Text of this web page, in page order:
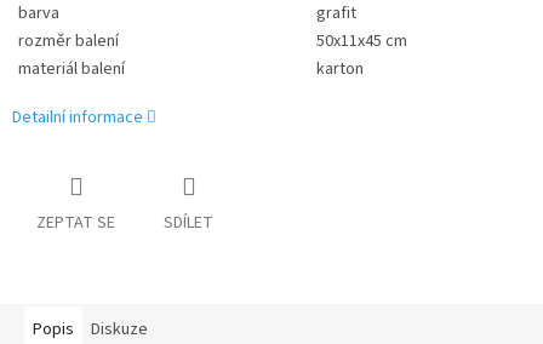
barva
grafit
rozměr balení
50x11x45 cm
materiál balení
karton
Detailní informace
ZEPTAT SE SDÍLET
Popis Diskuze